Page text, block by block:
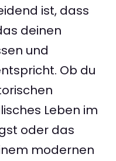
ist, dass
deinen
und
Ob du
Leben im
oder das
modernen